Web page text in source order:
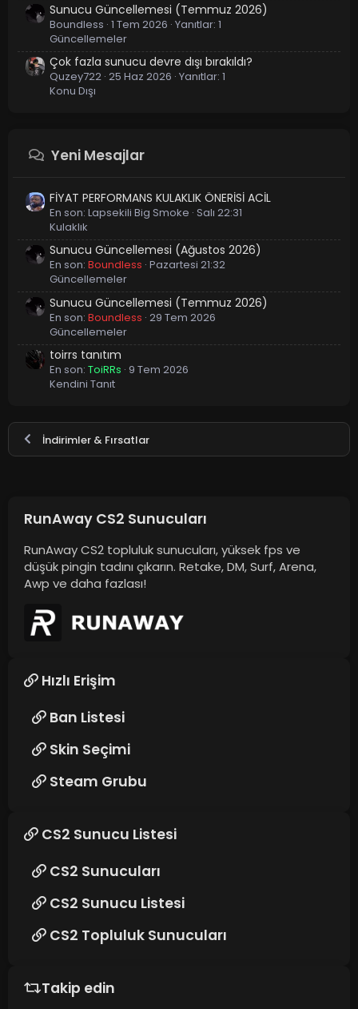
Sunucu Güncellemesi (Temmuz 2026)
Boundless 1 Tem 2026 Yanıtlar: 1
Güncellemeler
Çok fazla sunucu devre dışı bırakıldı?
Quzey722 25 Haz 2026 Yanıtlar: 1
Konu Dışı
Yeni Mesajlar
FİYAT PERFORMANS KULAKLIK ÖNERİSİ ACİL
En son: Lapsekili Big Smoke Salı 22:31
Kulaklık
Sunucu Güncellemesi (Ağustos 2026)
En son: Boundless Pazartesi 21:32
Güncellemeler
Sunucu Güncellemesi (Temmuz 2026)
En son: Boundless 29 Tem 2026
Güncellemeler
toirrs tanıtım
En son: ToiRRs 9 Tem 2026
Kendini Tanıt
İndirimler & Fırsatlar
RunAway CS2 Sunucuları
RunAway CS2 topluluk sunucuları, yüksek fps ve
düşük pingin tadını çıkarın. Retake, DM, Surf, Arena,
Awp ve daha fazlası!
Hızlı Erişim
Ban Listesi
Skin Seçimi
Steam Grubu
CS2 Sunucu Listesi
CS2 Sunucuları
CS2 Sunucu Listesi
CS2 Topluluk Sunucuları
Takip edin